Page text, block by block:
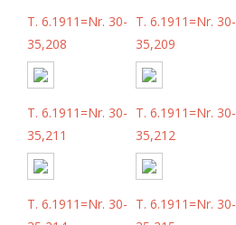
T. 6.1911=Nr. 30-
35,208
T. 6.1911=Nr. 30-
35,209
T. 6.1911=Nr. 30-
35,211
T. 6.1911=Nr. 30-
35,212
T. 6.1911=Nr. 30- T. 6.1911=Nr. 30-